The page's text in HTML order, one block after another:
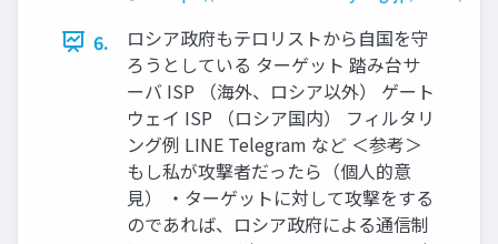
6.
ロシア政府もテロリストから自国を守
ろうとしている ターゲット 踏み台サ
ーバ ISP （海外、ロシア以外） ゲート
ウェイ ISP （ロシア国内） フィルタリ
ング例 LINE Telegram など ＜参考＞
もし私が攻撃者だったら（個人的意
見） ・ターゲットに対して攻撃をする
のであれば、ロシア政府による通信制